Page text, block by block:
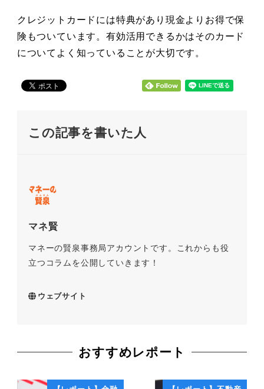
クレジットカードには特典があり現金よりお得で保
険もついています。有効活用できるかはそのカード
についてよく知っていることが大切です。
この記事を書いた人
マネ賢
マネーの賢泉事務局アカウントです。これからも役
立つコラムを公開していきます！
ウェブサイト
おすすめレポート